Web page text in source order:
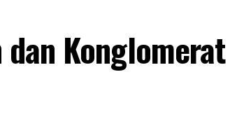
Konglomerat